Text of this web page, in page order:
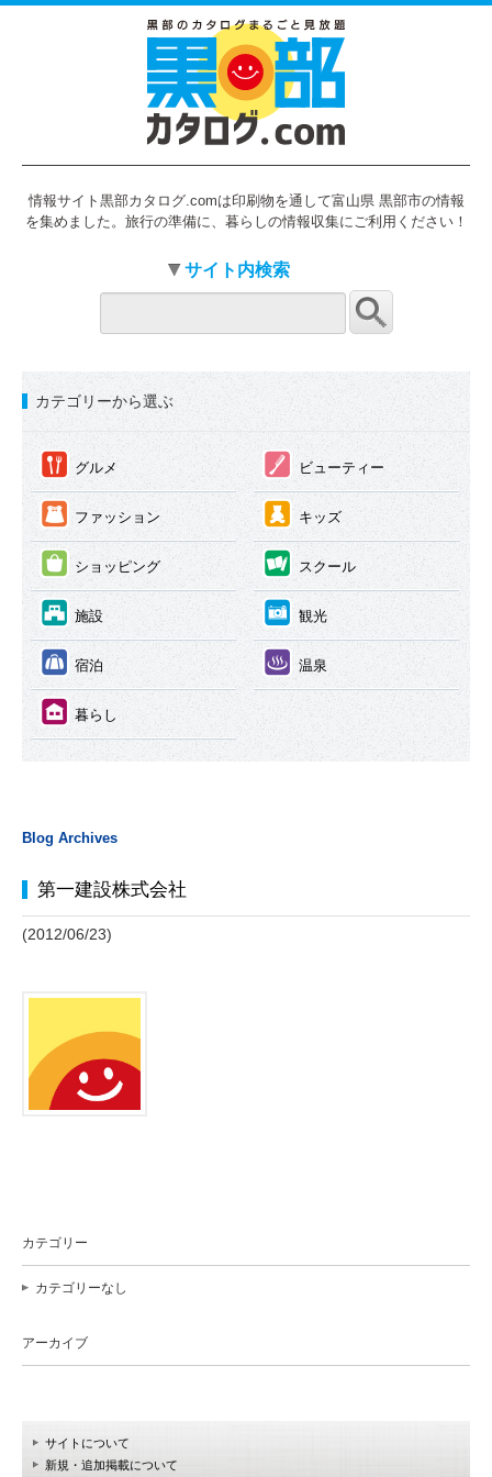
情報サイト黒部カタログ.comは印刷物を通して富山県 黒部市の情報
を集めました。旅行の準備に、暮らしの情報収集にご利用ください！
サイト内検索
カテゴリーから選ぶ
① グルメ ② ビューティー
③ ファッション ④ キッズ
⑤ ショッピング ⑥ スクール
⑦ 施設 ⑧ 観光
⑨ 宿泊 ⑩ 温泉
⑪ 暮らし
Blog Archives
第一建設株式会社
(2012/06/23)
カテゴリー
カテゴリーなし
アーカイブ
サイトについて
新規・追加掲載について